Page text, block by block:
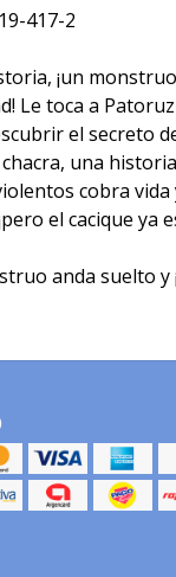
417-2
¡un
Le toca a
el secreto
chacra, una
cobra vida
el cacique ya
anda suelto y